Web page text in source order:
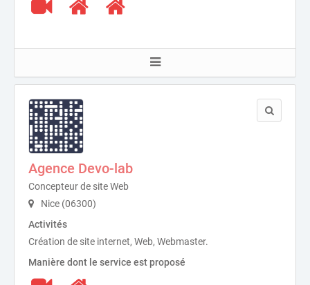
Agence Devo-lab
Concepteur de site Web
Nice (06300)
Activités
Création de site internet, Web, Webmaster.
Manière dont le service est proposé